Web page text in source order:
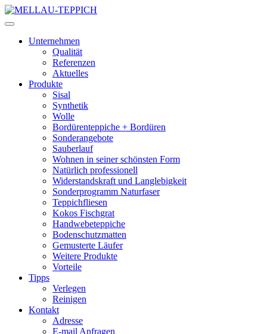
Unternehmen
Qualität
Referenzen
Aktuelles
Produkte
Sisal
Synthetik
Wolle
Bordürenteppiche + Bordüren
Sonderangebote
Sauberlauf
Wohnen in seiner schönsten Form
Natürlich professionell
Widerstandskraft und Langlebigkeit
Sonderprogramm Naturfaser
Teppichfliesen
Kokos Fischgrat
Handwebeteppiche
Bodenschutzmatten
Gemusterte Läufer
Weitere Produkte
Vorteile
Tipps
Verlegen
Reinigen
Kontakt
Adresse
E-mail Anfragen